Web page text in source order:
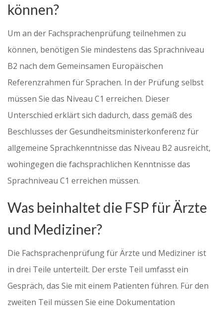
können?
Um an der Fachsprachenprüfung teilnehmen zu
können, benötigen Sie mindestens das Sprachniveau
B2 nach dem Gemeinsamen Europäischen
Referenzrahmen für Sprachen. In der Prüfung selbst
müssen Sie das Niveau C1 erreichen. Dieser
Unterschied erklärt sich dadurch, dass gemäß des
Beschlusses der Gesundheitsministerkonferenz für
allgemeine Sprachkenntnisse das Niveau B2 ausreicht,
wohingegen die fachsprachlichen Kenntnisse das
Sprachniveau C1 erreichen müssen.
Was beinhaltet die FSP für Ärzte
und Mediziner?
Die Fachsprachenprüfung für Ärzte und Mediziner ist
in drei Teile unterteilt. Der erste Teil umfasst ein
Gespräch, das Sie mit einem Patienten führen. Für den
zweiten Teil müssen Sie eine Dokumentation